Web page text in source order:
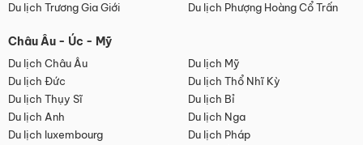
Du lịch Trương Gia Giới
Du lịch Phượng Hoàng Cổ Trấn
Châu Âu - Úc - Mỹ
Du lịch Châu Âu
Du lịch Mỹ
Du lịch Đức
Du lịch Thổ Nhĩ Kỳ
Du lịch Thụy Sĩ
Du lịch Bỉ
Du lịch Anh
Du lịch Nga
Du lịch luxembourg
Du lịch Pháp